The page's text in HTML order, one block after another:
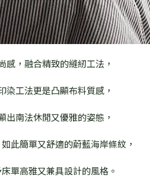
感，融合精致的縫紉工法，
染工法更是凸顯布料質感，
出南法休閒又優雅的姿態，
此簡單又舒適的蔚藍海岸條紋，
單高雅又兼具設計的風格。